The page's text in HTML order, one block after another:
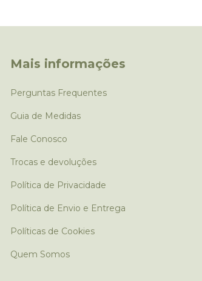
Mais informações
Perguntas Frequentes
Guia de Medidas
Fale Conosco
Trocas e devoluções
Política de Privacidade
Política de Envio e Entrega
Políticas de Cookies
Quem Somos